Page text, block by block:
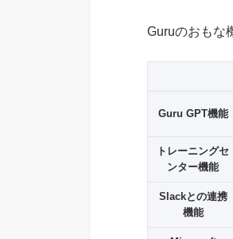
Guruのおもな
Guru GPT機能
トレーニングセ
ンター機能
Slackとの連携
機能